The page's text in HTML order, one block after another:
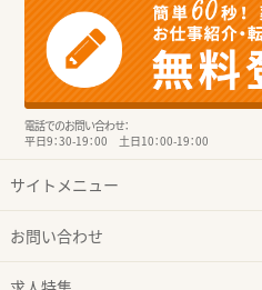
電話でのお問い合わせ：
平日9：30-19：00 土日10：00-19：00
サイトメニュー
お問い合わせ